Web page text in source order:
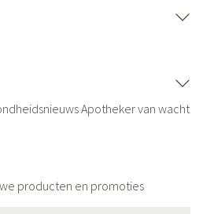
Apotheker van wacht
producten en promoties